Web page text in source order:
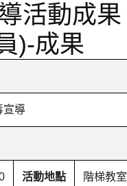
活動成果
)-成果
宣導
活動地點 階梯教室